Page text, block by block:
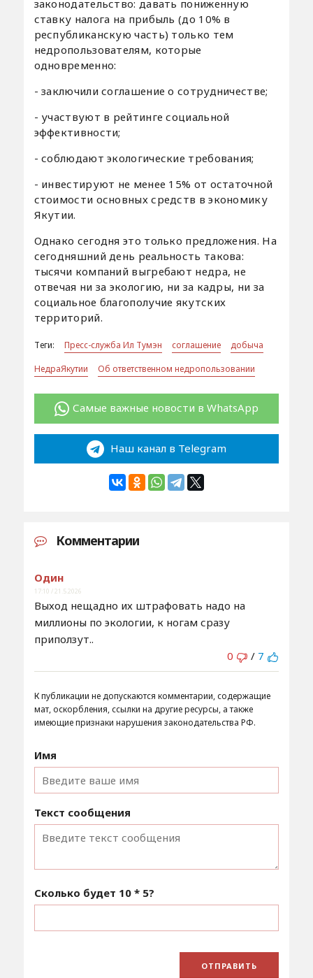
законодательство: давать пониженную
ставку налога на прибыль (до 10% в
республиканскую часть) только тем
недропользователям, которые
одновременно:
- заключили соглашение о сотрудничестве;
- участвуют в рейтинге социальной
эффективности;
- соблюдают экологические требования;
- инвестируют не менее 15% от остаточной
стоимости основных средств в экономику
Якутии.
Однако сегодня это только предложения. На
сегодняшний день реальность такова:
тысячи компаний выгребают недра, не
отвечая ни за экологию, ни за кадры, ни за
социальное благополучие якутских
территорий.
Теги: Пресс-служба Ил Тумэн соглашение
добыча
НедраЯкутии
Об ответственном недропользовании
Самые важные новости в WhatsApp
Наш канал в Telegram
Комментарии
Один
17:10 / 21.5.2026
Выход нещадно их штрафовать надо на
миллионы по экологии, к ногам сразу
приползут..
0
/ 7
К публикации не допускаются комментарии, содержащие
мат, оскорбления, ссылки на другие ресурсы, а также
имеющие признаки нарушения законодательства РФ.
Имя
Текст сообщения
Сколько будет 10 * 5?